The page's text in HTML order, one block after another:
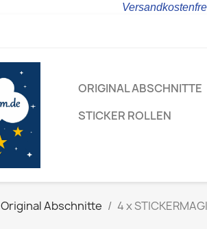
ORIGINAL ABSCHNITTE
STICKER ROLLEN
Original Abschnitte
4 x